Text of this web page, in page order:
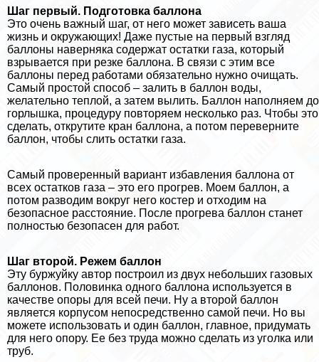
Шаг первый. Подготовка баллона
Это очень важный шаг, от него может зависеть ваша
жизнь и окружающих! Даже пустые на первый взгляд
баллоны наверняка содержат остатки газа, который
взрывается при резке баллона. В связи с этим все
баллоны перед работами обязательно нужно очищать.
Самый простой способ – залить в баллон воды,
желательно теплой, а затем вылить. Баллон наполняем до
горлышка, процедуру повторяем несколько раз. Чтобы это
сделать, открутите кран баллона, а потом переверните
баллон, чтобы слить остатки газа.
Самый проверенный вариант избавления баллона от
всех остатков газа – это его прогрев. Моем баллон, а
потом разводим вокруг него костер и отходим на
безопасное расстояние. После прогрева баллон станет
полностью безопасен для работ.
Шаг второй. Режем баллон
Эту буржуйку автор построил из двух небольших газовых
баллонов. Половинка одного баллона используется в
качестве опоры для всей печи. Ну а второй баллон
является корпусом непосредственно самой печи. Но вы
можете использовать и один баллон, главное, придумать
для него опору. Ее без труда можно сделать из уголка или
труб.